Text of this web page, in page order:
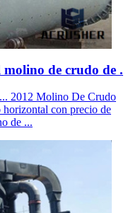
de crudo de .
2012 Molino De Crudo
con precio de
de ...